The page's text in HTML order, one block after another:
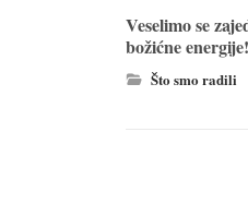
Veselimo se
božićne energije!
Što smo radili